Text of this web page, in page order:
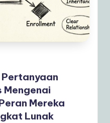
Mereka
Lunak